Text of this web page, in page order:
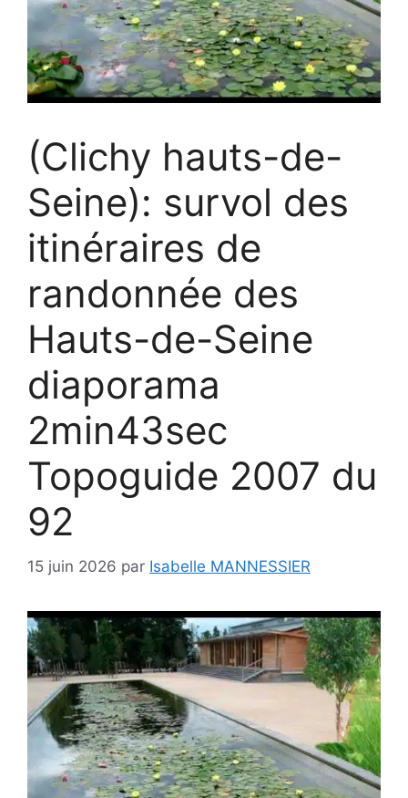
(Clichy hauts-de-
Seine): survol des
itinéraires de
randonnée des
Hauts-de-Seine
diaporama
2min43sec
Topoguide 2007 du
92
15 juin 2026 par Isabelle MANNESSIER